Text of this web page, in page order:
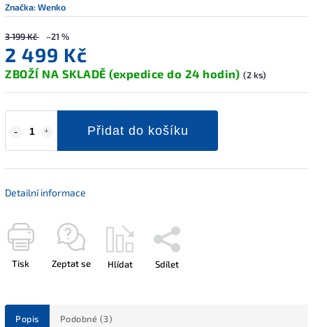
Značka:Wenko
3 199 Kč –21 %
2 499 Kč
ZBOŽÍ NA SKLADĚ (expedice do 24 hodin) (2 ks)
Přidat do košíku
Detailní informace
Tisk Zeptat se Hlídat Sdílet
Popis Podobné (3)